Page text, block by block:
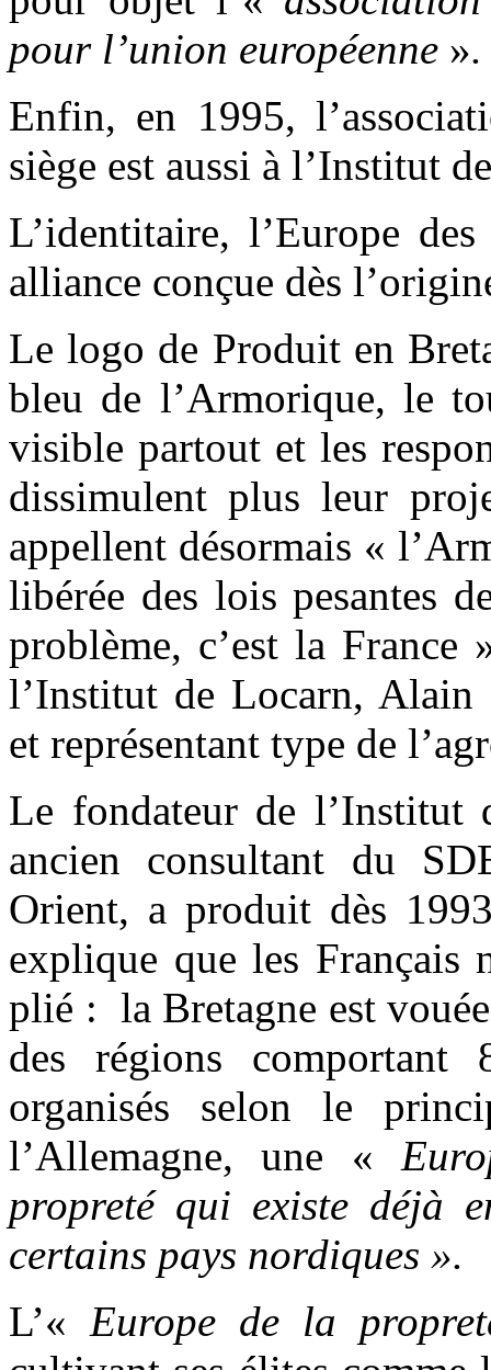
pour l’union européenne »
Enfin, en 1995,
siège est aussi à l’Institut
L’identitaire, l’Europe
alliance conçue dès
Le logo de Produit en
bleu de l’Armorique, le
visible partout et les
dissimulent plus leur
appellent désormais «
libérée des lois pesantes
problème, c’est la
l’Institut de Locarn, Alain
et représentant type de
Le fondateur de l’Institut
ancien consultant du
Orient, a produit dès
explique que les Français
plié : la Bretagne est
des régions comportant
organisés selon le
l’Allemagne, une «
propreté qui existe déjà
certains pays nordiques ».
L’« Europe de la